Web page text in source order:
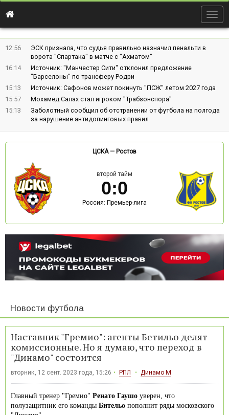
12:56
ЭСК признала, что судья правильно назначил пенальти в
ворота "Спартака" в матче с "Ахматом"
16:14
Источник: "Манчестер Сити" отклонил предложение
"Барселоны" по трансферу Родри
15:13
Источник: Сафонов может покинуть "ПСЖ" летом 2027 года
15:57
Мохамед Салах стал игроком "Трабзонспора"
15:13
Заболотный сообщил об отстранении от футбола на полгода
за нарушение антидопинговых правил
ЦСКА— Ростов
второй тайм
0:0
Россия: Премьер-лига
Новости футбола
Наставник "Гремио": агенты Бетильо делят
комиссионные. Но я думаю, что переход в
"Динамо" состоится
вторник, 12 сент. 2023 года, 15:26 РПЛ Динамо М
Главный тренер "Гремио" Ренато Гаушо уверен, что
полузащитник его команды Бительо пополнит ряды московского